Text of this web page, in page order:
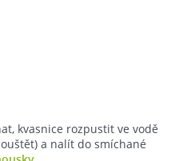
kvasnice rozpustit ve vodě
a nalít do smíchané